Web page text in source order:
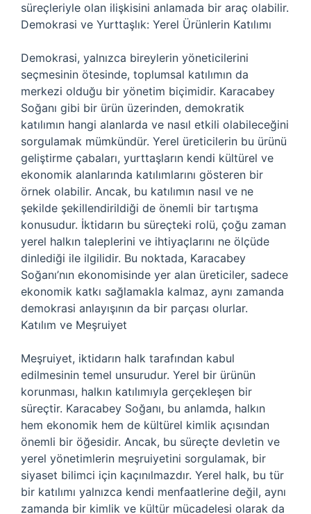
süreçleriyle olan ilişkisini anlamada bir araç olabilir.
Demokrasi ve Yurttaşlık: Yerel Ürünlerin Katılımı
Demokrasi, yalnızca bireylerin yöneticilerini
seçmesinin ötesinde, toplumsal katılımın da
merkezi olduğu bir yönetim biçimidir. Karacabey
Soğanı gibi bir ürün üzerinden, demokratik
katılımın hangi alanlarda ve nasıl etkili olabileceğini
sorgulamak mümkündür. Yerel üreticilerin bu ürünü
geliştirme çabaları, yurttaşların kendi kültürel ve
ekonomik alanlarında katılımlarını gösteren bir
örnek olabilir. Ancak, bu katılımın nasıl ve ne
şekilde şekillendirildiği de önemli bir tartışma
konusudur. İktidarın bu süreçteki rolü, çoğu zaman
yerel halkın taleplerini ve ihtiyaçlarını ne ölçüde
dinlediği ile ilgilidir. Bu noktada, Karacabey
Soğanı’nın ekonomisinde yer alan üreticiler, sadece
ekonomik katkı sağlamakla kalmaz, aynı zamanda
demokrasi anlayışının da bir parçası olurlar.
Katılım ve Meşruiyet
Meşruiyet, iktidarın halk tarafından kabul
edilmesinin temel unsurudur. Yerel bir ürünün
korunması, halkın katılımıyla gerçekleşen bir
süreçtir. Karacabey Soğanı, bu anlamda, halkın
hem ekonomik hem de kültürel kimlik açısından
önemli bir öğesidir. Ancak, bu süreçte devletin ve
yerel yönetimlerin meşruiyetini sorgulamak, bir
siyaset bilimci için kaçınılmazdır. Yerel halk, bu tür
bir katılımı yalnızca kendi menfaatlerine değil, aynı
zamanda bir kimlik ve kültür mücadelesi olarak da